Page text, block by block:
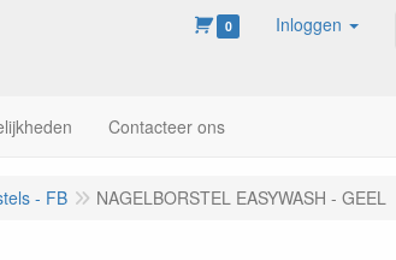
0 Inloggen
Contacteer ons
- FB NAGELBORSTEL EASYWASH - GEEL